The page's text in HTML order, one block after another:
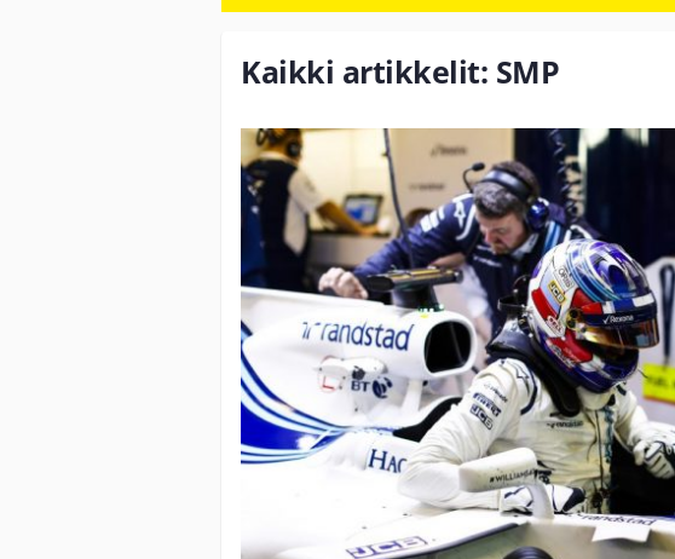
Kaikki artikkelit: SMP